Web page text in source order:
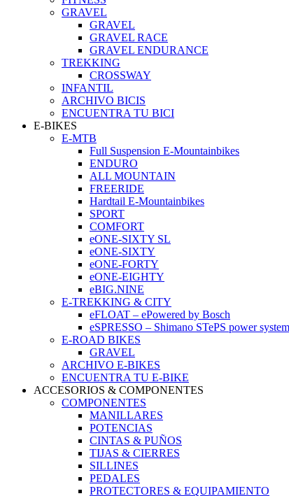
GRAVEL
GRAVEL
GRAVEL RACE
GRAVEL ENDURANCE
TREKKING
CROSSWAY
INFANTIL
ARCHIVO BICIS
ENCUENTRA TU BICI
E-BIKES
E-MTB
Full Suspension E-Mountainbikes
ENDURO
ALL MOUNTAIN
FREERIDE
Hardtail E-Mountainbikes
SPORT
COMFORT
eONE-SIXTY SL
eONE-SIXTY
eONE-FORTY
eONE-EIGHTY
eBIG.NINE
E-TREKKING & CITY
eFLOAT – ePowered by Bosch
eSPRESSO – Shimano STePS power
E-ROAD BIKES
GRAVEL
ARCHIVO E-BIKES
ENCUENTRA TU E-BIKE
ACCESORIOS & COMPONENTES
COMPONENTES
MANILLARES
POTENCIAS
CINTAS & PUÑOS
TIJAS & CIERRES
SILLINES
PEDALES
PROTECTORES & EQUIPAMIENTO